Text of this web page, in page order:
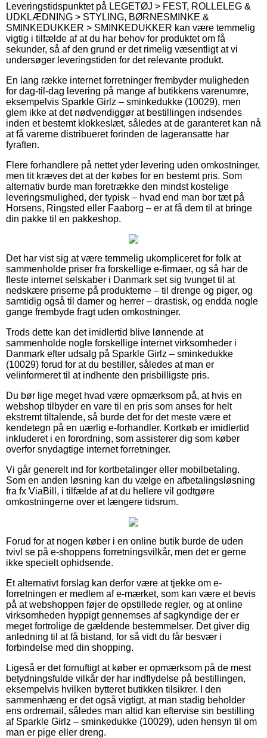
Leveringstidspunktet på LEGETØJ > FEST, ROLLELEG &
UDKLÆDNING > STYLING, BØRNESMINKE &
SMINKEDUKKER > SMINKEDUKKER kan være temmelig
vigtig i tilfælde af at du har behov for produktet om få
sekunder, så af den grund er det rimelig væsentligt at vi
undersøger leveringstiden for det relevante produkt.
En lang række internet forretninger frembyder muligheden
for dag-til-dag levering på mange af butikkens varenumre,
eksempelvis Sparkle Girlz – sminkedukke (10029), men
glem ikke at det nødvendiggør at bestillingen indsendes
inden et bestemt klokkeslæt, således at de garanteret kan nå
at få varerne distribueret forinden de lageransatte har
fyraften.
Flere forhandlere på nettet yder levering uden omkostninger,
men tit kræves det at der købes for en bestemt pris. Som
alternativ burde man foretrække den mindst kostelige
leveringsmulighed, der typisk – hvad end man bor tæt på
Horsens, Ringsted eller Faaborg – er at få dem til at bringe
din pakke til en pakkeshop.
Det har vist sig at være temmelig ukompliceret for folk at
sammenholde priser fra forskellige e-firmaer, og så har de
fleste internet selskaber i Danmark set sig tvunget til at
nedskære priserne på produkterne – til drenge og piger, og
samtidig også til damer og herrer – drastisk, og endda nogle
gange frembyde fragt uden omkostninger.
Trods dette kan det imidlertid blive lønnende at
sammenholde nogle forskellige internet virksomheder i
Danmark efter udsalg på Sparkle Girlz – sminkedukke
(10029) forud for at du bestiller, således at man er
velinformeret til at indhente den prisbilligste pris.
Du bør lige meget hvad være opmærksom på, at hvis en
webshop tilbyder en vare til en pris som anses for helt
ekstremt tiltalende, så burde det for det meste være et
kendetegn på en uærlig e-forhandler. Kortkøb er imidlertid
inkluderet i en forordning, som assisterer dig som køber
overfor snydagtige internet forretninger.
Vi går generelt ind for kortbetalinger eller mobilbetaling.
Som en anden løsning kan du vælge en afbetalingsløsning
fra fx ViaBill, i tilfælde af at du hellere vil godtgøre
omkostningerne over et længere tidsrum.
Forud for at nogen køber i en online butik burde de uden
tvivl se på e-shoppens forretningsvilkår, men det er gerne
ikke specielt ophidsende.
Et alternativt forslag kan derfor være at tjekke om e-
forretningen er medlem af e-mærket, som kan være et bevis
på at webshoppen føjer de opstillede regler, og at online
virksomheden hyppigt gennemses af sagkyndige der er
meget fortrolige de gældende bestemmelser. Det giver dig
anledning til at få bistand, for så vidt du får besvær i
forbindelse med din shopping.
Ligeså er det fornuftigt at køber er opmærksom på de mest
betydningsfulde vilkår der har indflydelse på bestillingen,
eksempelvis hvilken bytteret butikken tilsikrer. I den
sammenhæng er det også vigtigt, at man stadig beholder
ens ordremail, således man altid kan eftervise sin bestilling
af Sparkle Girlz – sminkedukke (10029), uden hensyn til om
man er pige eller dreng.